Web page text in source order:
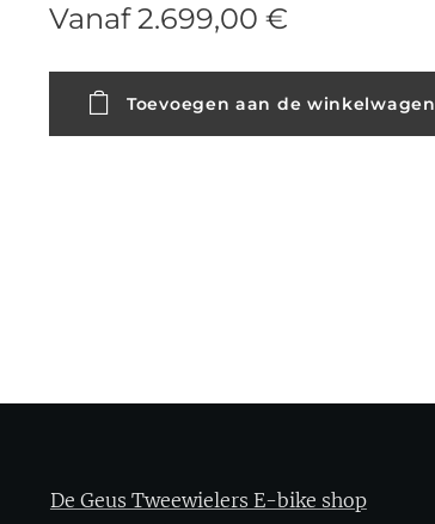
Vanaf2.699,00 €
Toevoegen aan de winkelwagen
De Geus Tweewielers E-bike shop